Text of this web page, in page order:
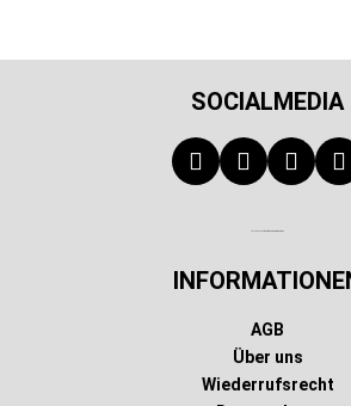
SOCIALMEDIA
AGB
Über uns
Wiederrufsrecht